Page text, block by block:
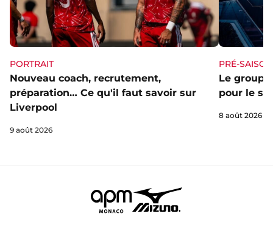
PORTRAIT
Nouveau coach, recrutement,
préparation… Ce qu'il faut savoir sur
Liverpool
9 août 2026
PRÉ-SAISON
Le groupe
pour le
8 août 2026